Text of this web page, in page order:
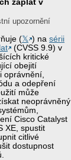
upozornění
(𝕏 ) nasérii
(CVSS 9.9) v
kritické
obejití
oprávnění,
a odepření
může
neoprávněný
Cisco Catalyst
XE, spustit
citlivé
dostupnost